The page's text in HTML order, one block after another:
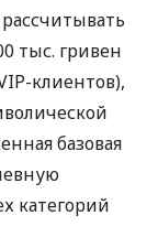
тыс. гривен
клиентов),
базовая
категорий